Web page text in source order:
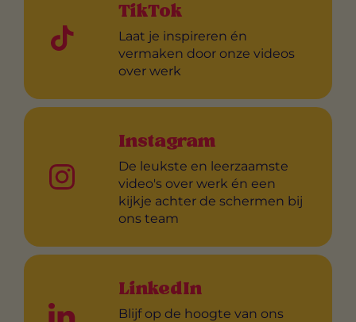
TikTok
Laat je inspireren én
vermaken door onze videos
over werk
Instagram
De leukste en leerzaamste
video's over werk én een
kijkje achter de schermen bij
ons team
LinkedIn
Blijf op de hoogte van ons